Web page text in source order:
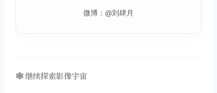
微博：@刘肆月
🕸️ 继续探索影像宇宙